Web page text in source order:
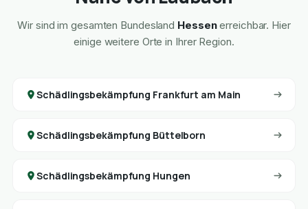
Wir sind im gesamten Bundesland Hessenerreichbar. Hier
einige weitere Orte in Ihrer Region.
Schädlingsbekämpfung Frankfurt am Main
Schädlingsbekämpfung Büttelborn
Schädlingsbekämpfung Hungen